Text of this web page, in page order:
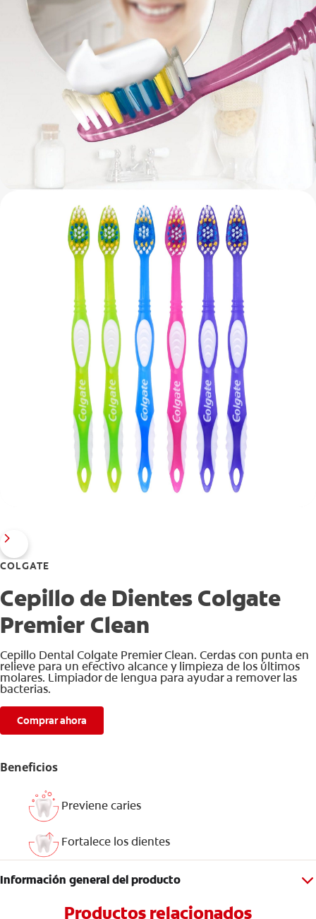
COLGATE
Cepillo de Dientes Colgate
Premier Clean
Cepillo Dental Colgate Premier Clean. Cerdas con punta en
relieve para un efectivo alcance y limpieza de los últimos
molares. Limpiador de lengua para ayudar a remover las
bacterias.
Comprar ahora
Beneficios
Previene caries
Fortalece los dientes
Información general del producto
Productos relacionados